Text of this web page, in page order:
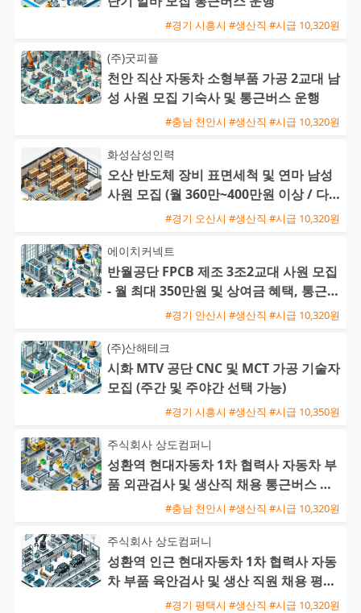
#경기 시흥시 #생산직 #시급 10,320원
(주)굿피플
천안 직산 자동차 소형부품 가공 2교대 남
성 사원 모집 기숙사 및 통근버스 운행
#충남 천안시 #생산직 #시급 10,320원
화성삼성인력
오산 반도체 장비 표면세척 및 연마 남성
사원 모집 (월 360만~400만원 이상 / 다양
한 수당 혜택)#경기 오산시 #생산직 #시급 10,320원
에이치커넥트
반월공단 FPCB 제조 3조2교대 사원 모집
- 월 최대 350만원 및 상여금 혜택, 통근버
#경기 안산시 #생산직 #시급 10,320원
(주)산해테크
시화 MTV 공단 CNC 및 MCT 가공 기술자
모집 (주간 및 주야간 선택 가능)
#경기 시흥시 #생산직 #시급 10,350원
주식회사 상도컴퍼니
성환역 현대자동차 1차 협력사 자동차 부
품 외관검사 및 생산직 채용 통근버스 운
#충남 천안시 #생산직 #시급 10,320원
주식회사 상도컴퍼니
성환역 인근 현대자동차 1차 협력사 자동
차 부품 육안검사 및 생산 직원 채용 평택
통근버스 운행#경기 평택시 #생산직 #시급 10,320원